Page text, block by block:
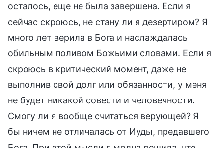
осталось, еще не была завершена. Если я
сейчас скроюсь, не стану ли я дезертиром? Я
много лет верила в Бога и наслаждалась
обильным поливом Божьими словами. Если я
скроюсь в критический момент, даже не
выполнив свой долг или обязанности, у меня
не будет никакой совести и человечности.
Смогу ли я вообще считаться верующей? Я
бы ничем не отличалась от Иуды, предавшего